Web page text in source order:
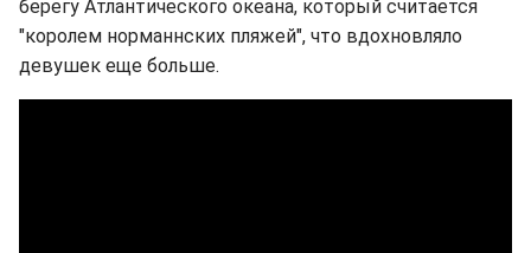
берегу Атлантического океана, который считается
"королем норманнских пляжей", что вдохновляло
девушек еще больше.